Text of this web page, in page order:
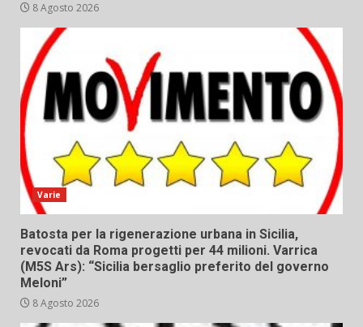
8 Agosto 2026
Varie
Batosta per la rigenerazione urbana in Sicilia,
revocati da Roma progetti per 44 milioni. Varrica
(M5S Ars): “Sicilia bersaglio preferito del governo
Meloni”
8 Agosto 2026